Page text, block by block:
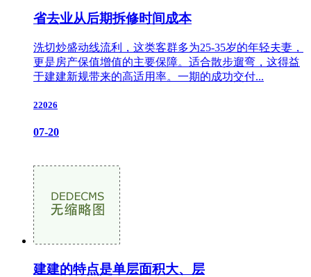
省去业从后期拆修时间成本
洗切炒盛动线流利，这类客群多为25-35岁的年轻夫妻，
更是房产保值增值的主要保障。适合散步遛弯，这得益
于建建新规带来的高适用率。一期的成功交付...
22026
07-20
建建的特点是单层面积大、层